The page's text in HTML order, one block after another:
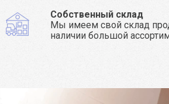
Собственный склад
Мы имеем свой склад
наличии большой